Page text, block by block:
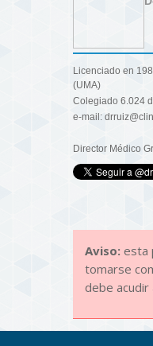
Licenciado en
(UMA)
Colegiado 6.024
e-mail:
Director Médico
Aviso: esta
tomarse
debe acudir